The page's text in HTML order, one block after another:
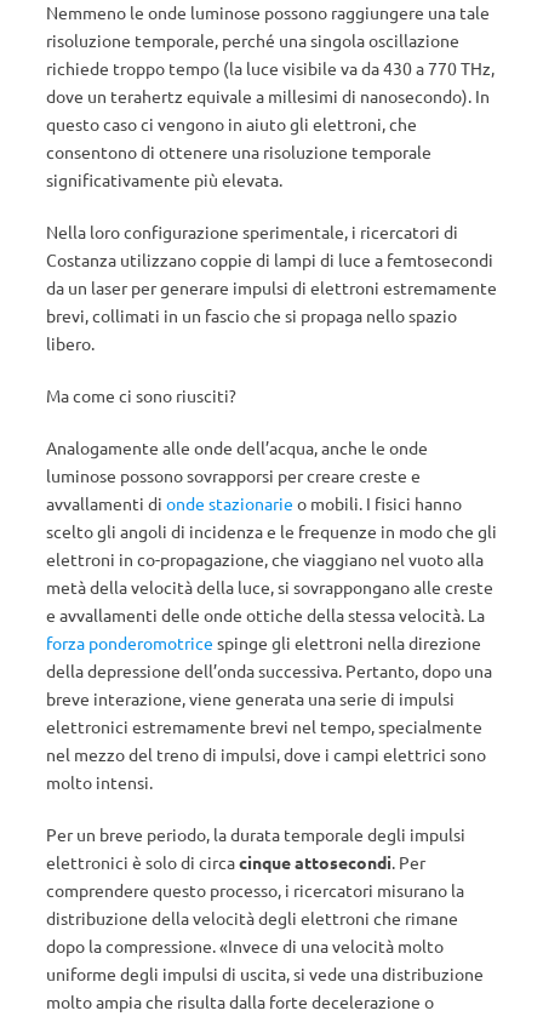
Nemmeno le onde luminose possono raggiungere una tale
risoluzione temporale, perché una singola oscillazione
richiede troppo tempo (la luce visibile va da 430 a 770 THz,
dove un terahertz equivale a millesimi di nanosecondo). In
questo caso ci vengono in aiuto gli elettroni, che
consentono di ottenere una risoluzione temporale
significativamente più elevata.
Nella loro configurazione sperimentale, i ricercatori di
Costanza utilizzano coppie di lampi di luce a femtosecondi
da un laser per generare impulsi di elettroni estremamente
brevi, collimati in un fascio che si propaga nello spazio
libero.
Ma come ci sono riusciti?
Analogamente alle onde dell’acqua, anche le onde
luminose possono sovrapporsi per creare creste e
avvallamenti di onde stazionarie o mobili. I fisici hanno
scelto gli angoli di incidenza e le frequenze in modo che gli
elettroni in co-propagazione, che viaggiano nel vuoto alla
metà della velocità della luce, si sovrappongano alle creste
e avvallamenti delle onde ottiche della stessa velocità. La
forza ponderomotrice spinge gli elettroni nella direzione
della depressione dell’onda successiva. Pertanto, dopo una
breve interazione, viene generata una serie di impulsi
elettronici estremamente brevi nel tempo, specialmente
nel mezzo del treno di impulsi, dove i campi elettrici sono
molto intensi.
Per un breve periodo, la durata temporale degli impulsi
elettronici è solo di circacinque attosecondi. Per
comprendere questo processo, i ricercatori misurano la
distribuzione della velocità degli elettroni che rimane
dopo la compressione. «Invece di una velocità molto
uniforme degli impulsi di uscita, si vede una distribuzione
molto ampia che risulta dalla forte decelerazione o